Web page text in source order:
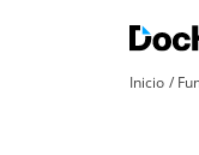
Inicio